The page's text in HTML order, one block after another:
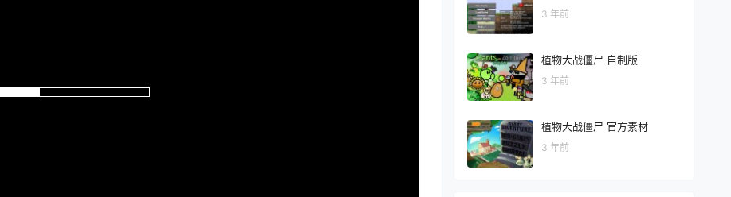
3 年前
植物大战僵尸 自制版
3 年前
植物大战僵尸 官方素材
3 年前